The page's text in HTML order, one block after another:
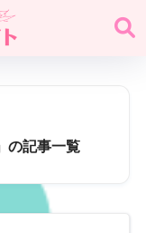
の記事一覧